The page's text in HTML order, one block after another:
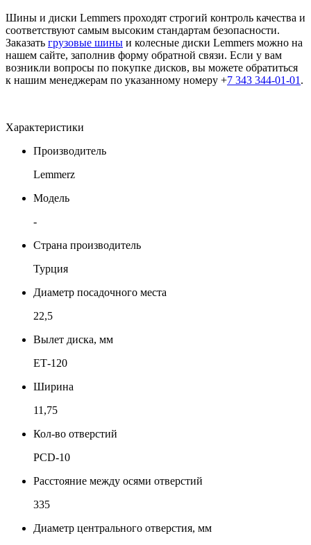
Шины и диски Lemmers проходят строгий контроль качества и
соответствуют самым высоким стандартам безопасности.
Заказать грузовые шины и колесные диски Lemmers можно на
нашем сайте, заполнив форму обратной связи. Если у вам
возникли вопросы по покупке дисков, вы можете обратиться
к нашим менеджерам по указанному номеру +7 343 344-01-01 .
Характеристики
Производитель
Lemmerz
Модель
-
Страна производитель
Турция
Диаметр посадочного места
22,5
Вылет диска, мм
ЕТ-120
Ширина
11,75
Кол-во отверстий
PCD-10
Расстояние между осями отверстий
335
Диаметр центрального отверстия, мм